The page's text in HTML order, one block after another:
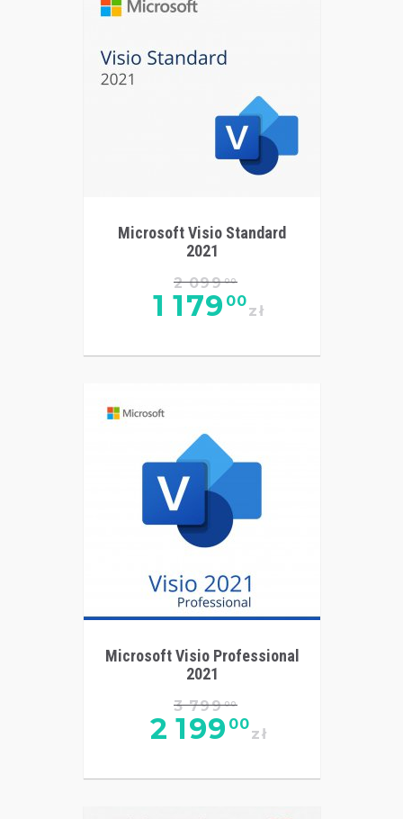
Microsoft Visio Standard
2021
2 09900
1 179 00
zł
Microsoft Visio Professional
2021
3 79900
2 199 00
zł